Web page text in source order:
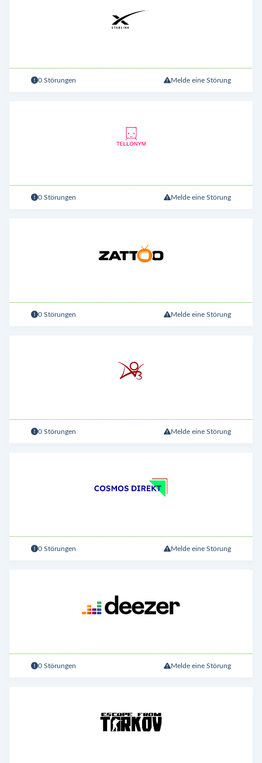
0 Störungen Melde eine Störung
0 Störungen Melde eine Störung
0 Störungen Melde eine Störung
0 Störungen Melde eine Störung
0 Störungen Melde eine Störung
0 Störungen Melde eine Störung